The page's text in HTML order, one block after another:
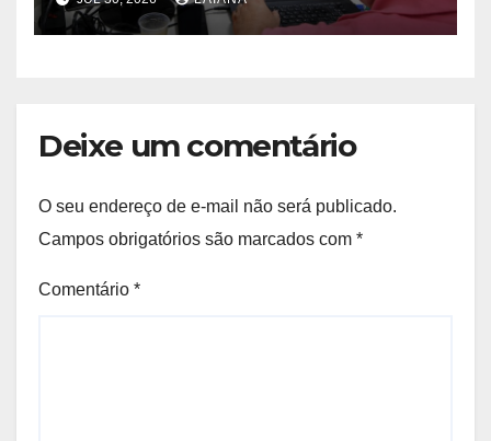
Deixe um comentário
O seu endereço de e-mail não será publicado.
Campos obrigatórios são marcados com *
Comentário *